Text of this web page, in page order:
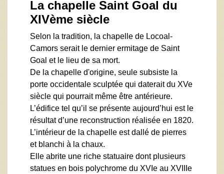
La chapelle Saint Goal du
XIVème siècle
Selon la tradition, la chapelle de Locoal-
Camors serait le dernier ermitage de Saint
Goal et le lieu de sa mort.
De la chapelle d'origine, seule subsiste la
porte occidentale sculptée qui daterait du XVe
siècle qui pourrait même être antérieure.
L’édifice tel qu’il se présente aujourd’hui est le
résultat d’une reconstruction réalisée en 1820.
L’intérieur de la chapelle est dallé de pierres
et blanchi à la chaux.
Elle abrite une riche statuaire dont plusieurs
statues en bois polychrome du XVIe au XVIIIe